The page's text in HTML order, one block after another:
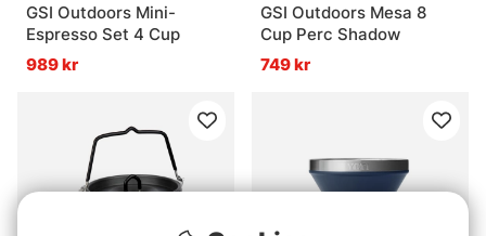
GSI Outdoors Mini-
Espresso Set 4 Cup
989 kr
GSI Outdoors Mesa 8
Cup Perc Shadow
749 kr